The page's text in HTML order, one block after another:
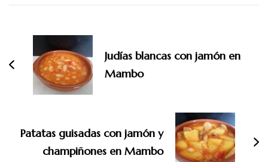
entradas
Judías blancas con jamón en
Mambo
Patatas guisadas con jamón y
champiñones en Mambo